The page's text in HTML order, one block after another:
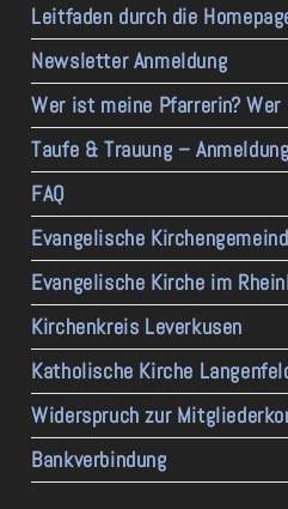
Leitfaden durch die
Newsletter Anmeldung
Wer ist meine Pfarrerin?
Taufe & Trauung –
FAQ
Evangelische
Evangelische Kirche im
Kirchenkreis Leverkusen
Katholische Kirche
Widerspruch zur
Bankverbindung